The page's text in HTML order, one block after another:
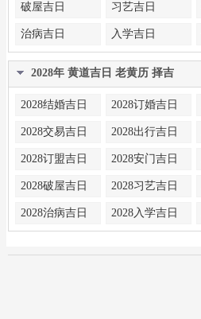
破屋吉日 习艺吉日
治病吉日 入学吉日
2028年 黄道吉日 老黄历 择吉
2028结婚吉日 2028订婚吉日
2028交易吉日 2028出行吉日
2028订盟吉日 2028安门吉日
2028破屋吉日 2028习艺吉日
2028治病吉日 2028入学吉日